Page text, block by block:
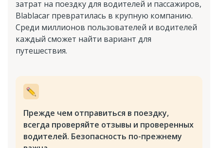
затрат на поездку для водителей и пассажиров,
Blablacar превратилась в крупную компанию.
Среди миллионов пользователей и водителей
каждый сможет найти вариант для
путешествия.
Прежде чем отправиться в поездку,
всегда проверяйте отзывы и проверенных
водителей. Безопасность по-прежнему